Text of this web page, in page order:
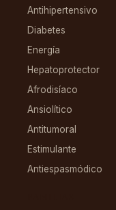
Antihipertensivo
Diabetes
Energía
Hepatoprotector
Afrodisíaco
Ansiolítico
Antitumoral
Estimulante
Antiespasmódico